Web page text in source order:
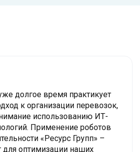
долгое время практикует
к организации перевозок,
использованию ИТ-
Применение роботов
«Ресурс Групп» –
оптимизации наших